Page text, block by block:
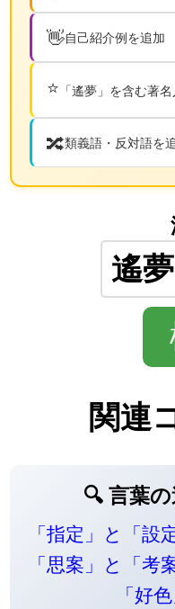
👋自己紹介例を追加
⭐ 「遙夢」を含む著
🔀類義語・反対語を
関連
🔍 言葉
「指定」と「設
「思案」と「考
「好